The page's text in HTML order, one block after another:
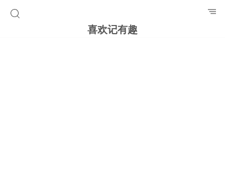
喜欢记有趣